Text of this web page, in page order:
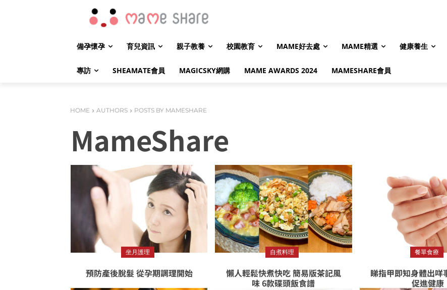
備孕懷孕 育兒資訊 親子教養 校園教育 MAME好去處 MAME精選 健康養生
專訪 SHEAMATE會員 MAGICSKY網購 MAME AWARDS 2024 MAMESHARE會員
HOME AUTHORS POSTS BY MAMESHARE
MameShare
坐月護理
預防產後脫髮 從孕期調理開始
自煮料理
懶人輕鬆快煮快吃 簡易版茶記風
味 6款碟頭飯食譜
餐單食療
睇指甲即知身體出咩
促進健康